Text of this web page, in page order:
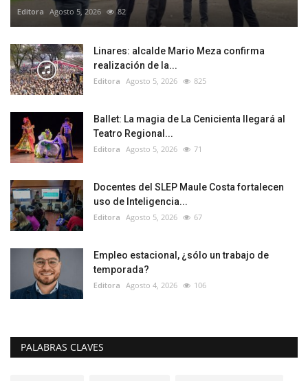
Editora Agosto 5, 2026 82
Linares: alcalde Mario Meza confirma
realización de la...
Editora Agosto 5, 2026 825
Ballet: La magia de La Cenicienta llegará al
Teatro Regional...
Editora Agosto 5, 2026 71
Docentes del SLEP Maule Costa fortalecen
uso de Inteligencia...
Editora Agosto 5, 2026 67
Empleo estacional, ¿sólo un trabajo de
temporada?
Editora Agosto 4, 2026 106
PALABRAS CLAVES